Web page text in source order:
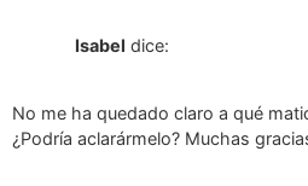
Isabel dice:
No me ha quedado claro a qué
¿Podría aclarármelo? Muchas